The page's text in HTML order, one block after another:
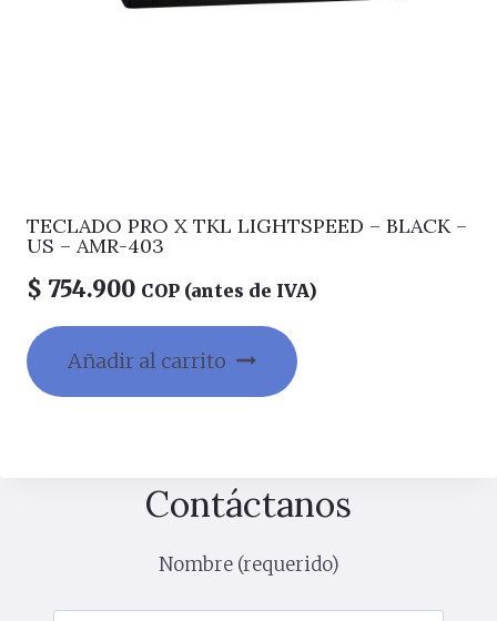
TECLADO PRO X TKL LIGHTSPEED – BLACK –
US – AMR-403
$ 754.900 COP (antes de IVA)
Añadir al carrito
Contáctanos
Nombre (requerido)